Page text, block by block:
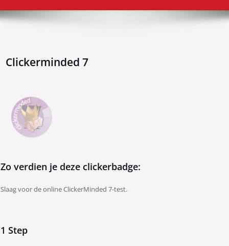
Clickerminded 7
Zo verdien je deze clickerbadge:
Slaag voor de online ClickerMinded 7-test.
1 Step